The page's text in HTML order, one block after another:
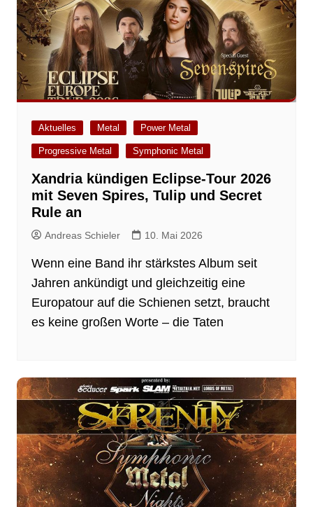
Aktuelles Metal Power Metal
Progressive Metal Symphonic Metal
Xandria kündigen Eclipse-Tour 2026
mit Seven Spires, Tulip und Secret
Rule an
Andreas Schieler 10. Mai 2026
Wenn eine Band ihr stärkstes Album seit
Jahren ankündigt und gleichzeitig eine
Europatour auf die Schienen setzt, braucht
es keine großen Worte – die Taten